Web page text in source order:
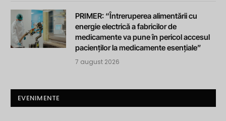
PRIMER: “Întreruperea alimentării cu
energie electrică a fabricilor de
medicamente va pune în pericol accesul
pacienților la medicamente esențiale”
7 august 2026
EVENIMENTE